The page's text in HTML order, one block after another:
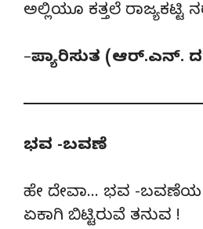
ಅಲ್ಲಿಯೂ ಕತ್ತಲೆ ರಾಜ್ಯಕಟ್ಟಿ
–ಪ್ಯಾರಿಸುತ (ಆರ್.ಎನ್.
ಭವ -ಬವಣೆ
ಹೇ ದೇವಾ… ಭವ -ಬವಣೆಯ
ಏಕಾಗಿ ಬಿಟ್ಟಿರುವೆ ತನುವ !